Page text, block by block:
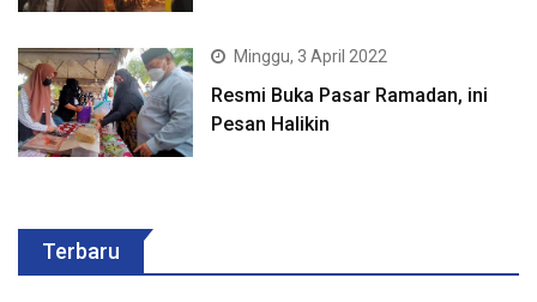
Minggu, 3 April 2022
Resmi Buka Pasar Ramadan, ini
Pesan Halikin
Terbaru